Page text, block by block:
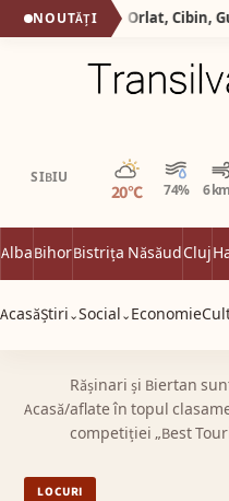
NOUTĂȚI
SIBIU
20°C 74% 6
Parțial noros
AlbaBihorBistrița NăsăudCluj
AcasăȘtiri ⌄Social ⌄ Economie
Acasă/
Rășinari și Biertan
aflate în topul
competiției „Best
LOCURI